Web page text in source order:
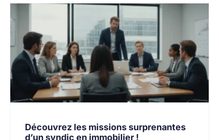
Découvrez les missions surprenantes
d’un syndic en immobilier !